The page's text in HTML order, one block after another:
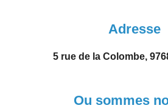
Adresse
5 rue de la Colombe,
Ou sommes